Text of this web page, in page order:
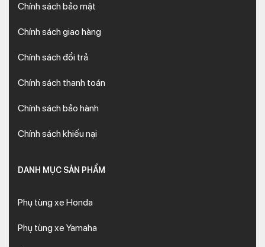
Chính sách bảo mật
Chính sách giao hàng
Chính sách đổi trả
Chính sách thanh toán
Chính sách bảo hành
Chính sách khiếu nại
DANH MỤC SẢN PHẨM
Phụ tùng xe Honda
Phụ tùng xe Yamaha